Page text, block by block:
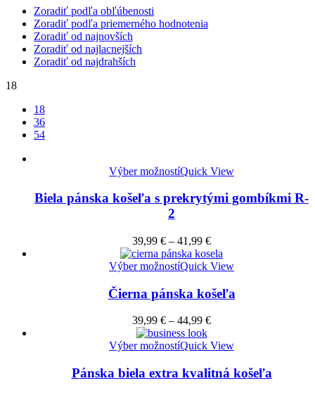
Zoradiť podľa obľúbenosti
Zoradiť podľa priemerného hodnotenia
Zoradiť od najnovších
Zoradiť od najlacnejších
Zoradiť od najdrahších
18
18
36
54
Výber možnostíQuick View
Biela pánska košeľa s prekrytými gombíkmi R-
2
39,99 € – 41,99 €
Výber možnostíQuick View
Čierna pánska košeľa
39,99 € – 44,99 €
Výber možnostíQuick View
Pánska biela extra kvalitná košeľa